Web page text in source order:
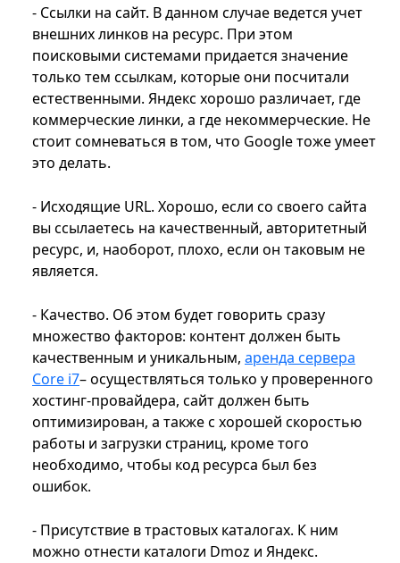
- Ссылки на сайт. В данном случае ведется учет
внешних линков на ресурс. При этом
поисковыми системами придается значение
только тем ссылкам, которые они посчитали
естественными. Яндекс хорошо различает, где
коммерческие линки, а где некоммерческие. Не
стоит сомневаться в том, что Google тоже умеет
это делать.
- Исходящие URL. Хорошо, если со своего сайта
вы ссылаетесь на качественный, авторитетный
ресурс, и, наоборот, плохо, если он таковым не
является.
- Качество. Об этом будет говорить сразу
множество факторов: контент должен быть
качественным и уникальным, аренда сервера
Core i7– осуществляться только у проверенного
хостинг-провайдера, сайт должен быть
оптимизирован, а также с хорошей скоростью
работы и загрузки страниц, кроме того
необходимо, чтобы код ресурса был без
ошибок.
- Присутствие в трастовых каталогах. К ним
можно отнести каталоги Dmoz и Яндекс.